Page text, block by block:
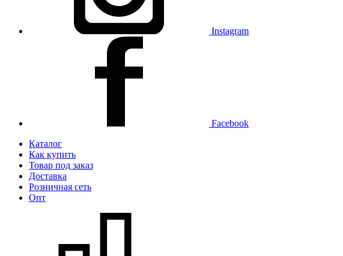
Instagram
Facebook
Каталог
Как купить
Товар под заказ
Доставка
Розничная сеть
Опт